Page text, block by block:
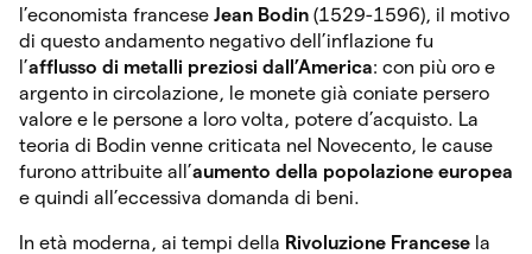
l’economista francese Jean Bodin (1529-1596), il motivo
di questo andamento negativo dell’inflazione fu
l’afflusso di metalli preziosi dall’America: con più oro e
argento in circolazione, le monete già coniate persero
valore e le persone a loro volta, potere d’acquisto. La
teoria di Bodin venne criticata nel Novecento, le cause
furono attribuite all’aumento della popolazione europea
e quindi all’eccessiva domanda di beni.
In età moderna, ai tempi della Rivoluzione Francese la